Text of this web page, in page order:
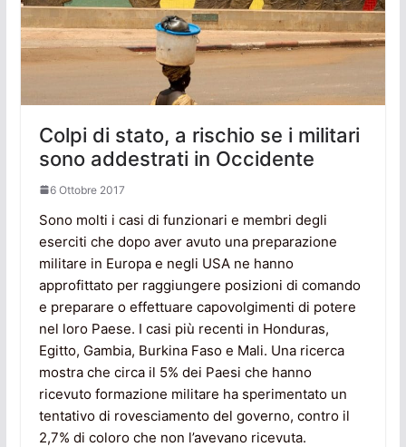
Colpi di stato, a rischio se i militari
sono addestrati in Occidente
6 Ottobre 2017
Sono molti i casi di funzionari e membri degli
eserciti che dopo aver avuto una preparazione
militare in Europa e negli USA ne hanno
approfittato per raggiungere posizioni di comando
e preparare o effettuare capovolgimenti di potere
nel loro Paese. I casi più recenti in Honduras,
Egitto, Gambia, Burkina Faso e Mali. Una ricerca
mostra che circa il 5% dei Paesi che hanno
ricevuto formazione militare ha sperimentato un
tentativo di rovesciamento del governo, contro il
2,7% di coloro che non l’avevano ricevuta.